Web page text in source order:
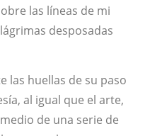
las líneas de mi
desposadas
las huellas de su paso
al igual que el arte,
de una serie de